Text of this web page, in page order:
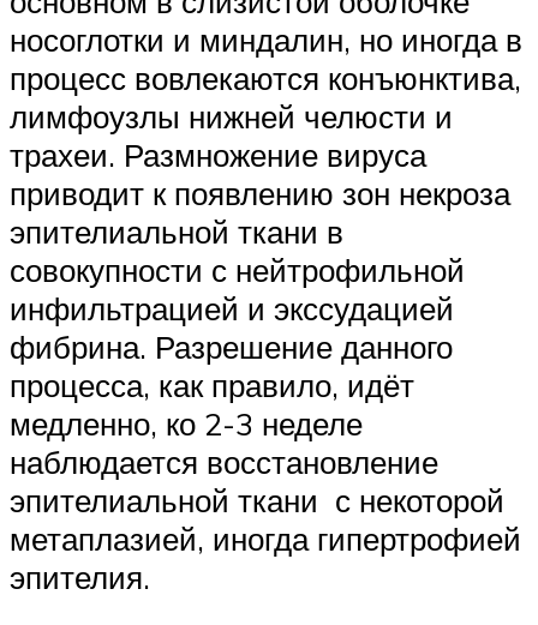
носоглотки и миндалин, но иногда в
процесс вовлекаются конъюнктива,
лимфоузлы нижней челюсти и
трахеи. Размножение вируса
приводит к появлению зон некроза
эпителиальной ткани в
совокупности с нейтрофильной
инфильтрацией и экссудацией
фибрина. Разрешение данного
процесса, как правило, идёт
медленно, ко 2-3 неделе
наблюдается восстановление
эпителиальной ткани с некоторой
метаплазией, иногда гипертрофией
эпителия.